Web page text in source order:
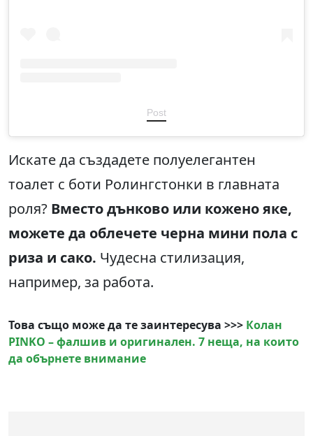
Post
Искате да създадете полуелегантен
тоалет с боти Ролингстонки в главната
роля? Вместо дънково или кожено яке,
можете да облечете черна мини пола с
риза и сако. Чудесна стилизация,
например, за работа.
Това също може да те заинтересува >>> Колан
PINKO – фалшив и оригинален. 7 неща, на които
да обърнете внимание